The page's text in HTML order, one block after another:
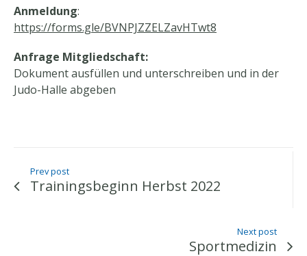
Anmeldung:
https://forms.gle/BVNPJZZELZavHTwt8
Anfrage Mitgliedschaft:
Dokument ausfüllen und unterschreiben und in der
Judo-Halle abgeben
Prev post
Trainingsbeginn Herbst 2022
Next post
Sportmedizin